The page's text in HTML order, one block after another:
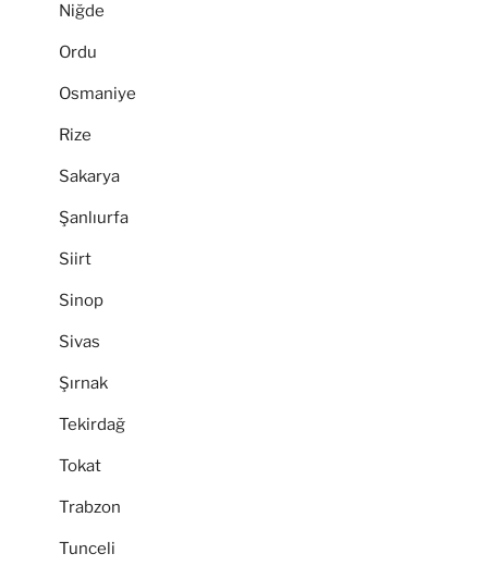
Niğde
Ordu
Osmaniye
Rize
Sakarya
Şanlıurfa
Siirt
Sinop
Sivas
Şırnak
Tekirdağ
Tokat
Trabzon
Tunceli